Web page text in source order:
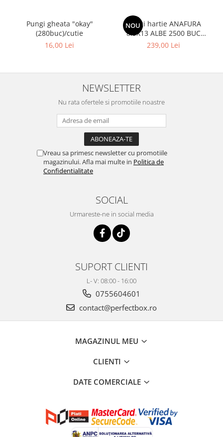
Pungi gheata "okay"
(280buc)/cutie
16,00 Lei
NOU
Pungi hartie ANAFURA
8.5X13 ALBE 2500 BUC
CUTIE
239,00 Lei
NEWSLETTER
Nu rata ofertele si promotiile noastre
Vreau sa primesc newsletter cu promotiile
magazinului. Afla mai multe in Politica de
Confidentialitate
SOCIAL
Urmareste-ne in social media
SUPORT CLIENTI
L- V: 08:00 - 16:00
0755604601
contact@perfectbox.ro
MAGAZINUL MEU
CLIENTI
DATE COMERCIALE